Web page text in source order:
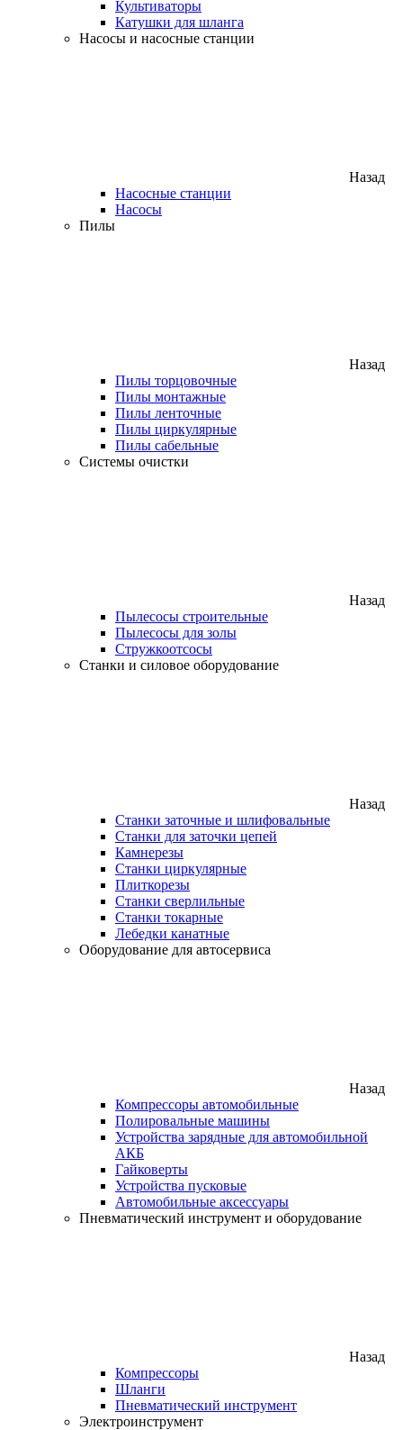
Культиваторы
Катушки для шланга
Насосы и насосные станции
Назад
Насосные станции
Насосы
Пилы
Назад
Пилы торцовочные
Пилы монтажные
Пилы ленточные
Пилы циркулярные
Пилы сабельные
Системы очистки
Назад
Пылесосы строительные
Пылесосы для золы
Стружкоотсосы
Станки и силовое оборудование
Назад
Станки заточные и шлифовальные
Станки для заточки цепей
Камнерезы
Станки циркулярные
Плиткорезы
Станки сверлильные
Станки токарные
Лебедки канатные
Оборудование для автосервиса
Назад
Компрессоры автомобильные
Полировальные машины
Устройства зарядные для автомобильной
АКБ
Гайковерты
Устройства пусковые
Автомобильные аксессуары
Пневматический инструмент и оборудование
Назад
Компрессоры
Шланги
Пневматический инструмент
Электроинструмент